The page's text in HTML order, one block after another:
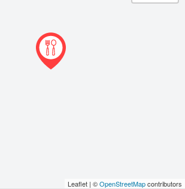
Leaflet | ©OpenStreetMapcontributors